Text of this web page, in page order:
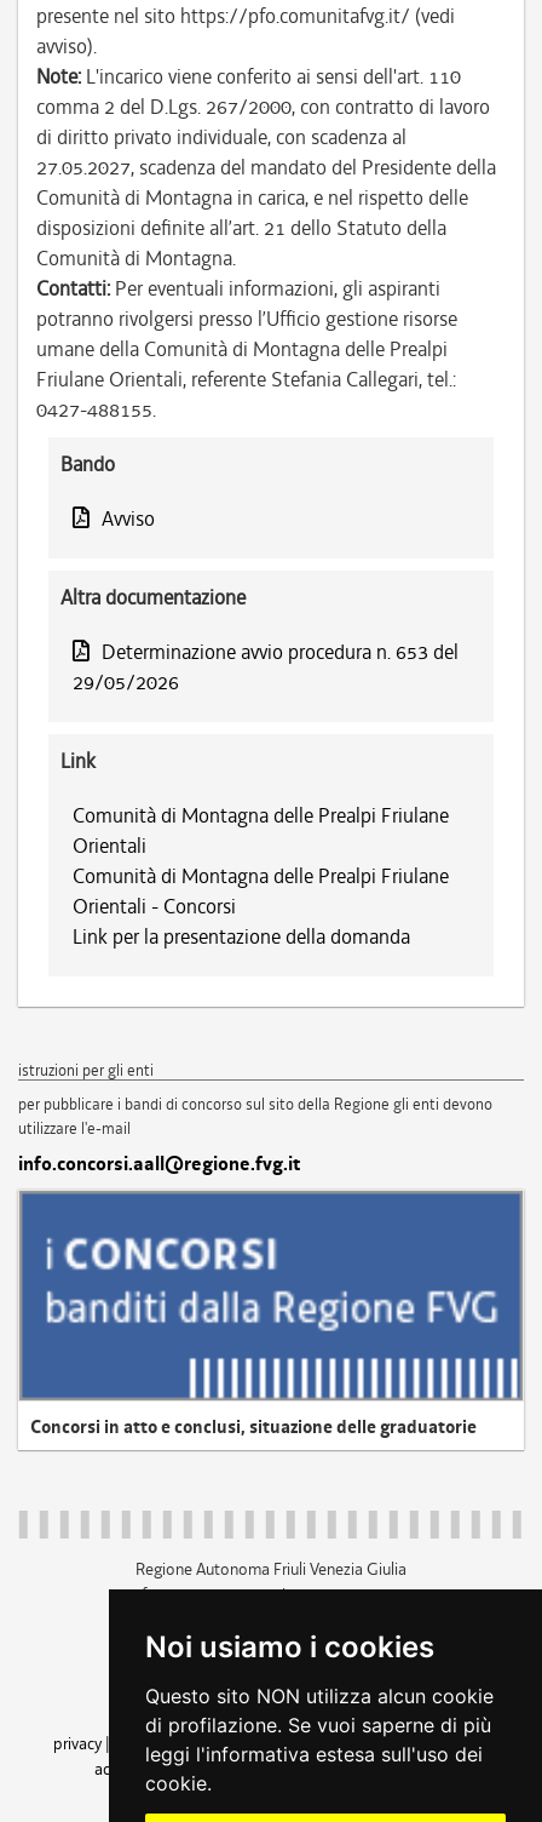
Noi usiamo i cookies
Questo sito NON utilizza alcun cookie
di profilazione. Se vuoi saperne di più
leggi l'informativa estesa sull'uso dei
cookie.
presente nel sito https://pfo.comunitafvg.it/ (vedi
avviso).
Note: L'incarico viene conferito ai sensi dell'art. 110
comma 2 del D.Lgs. 267/2000, con contratto di lavoro
di diritto privato individuale, con scadenza al
27.05.2027, scadenza del mandato del Presidente della
Comunità di Montagna in carica, e nel rispetto delle
disposizioni definite all’art. 21 dello Statuto della
Comunità di Montagna.
Contatti: Per eventuali informazioni, gli aspiranti
potranno rivolgersi presso l’Ufficio gestione risorse
umane della Comunità di Montagna delle Prealpi
Friulane Orientali, referente Stefania Callegari, tel.:
0427-488155.
Bando
Avviso
Altra documentazione
Determinazione avvio procedura n. 653 del
29/05/2026
Link
Comunità di Montagna delle Prealpi Friulane
Orientali
Comunità di Montagna delle Prealpi Friulane
Orientali - Concorsi
Link per la presentazione della domanda
istruzioni per gli enti
per pubblicare i bandi di concorso sul sito della Regione gli enti devono
utilizzare l'e-mail
info.concorsi.aall@regione.fvg.it
Concorsi in atto e conclusi, situazione delle graduatorie
Regione Autonoma Friuli Venezia Giulia
c.f. 80014930327; p.iva 00526040324
+39 040 3771111
amministrazione trasparente
privacy
cookie |note legali accessibilità
dichiarazione di
accessibilità| feedback
cambio preferenze cookie